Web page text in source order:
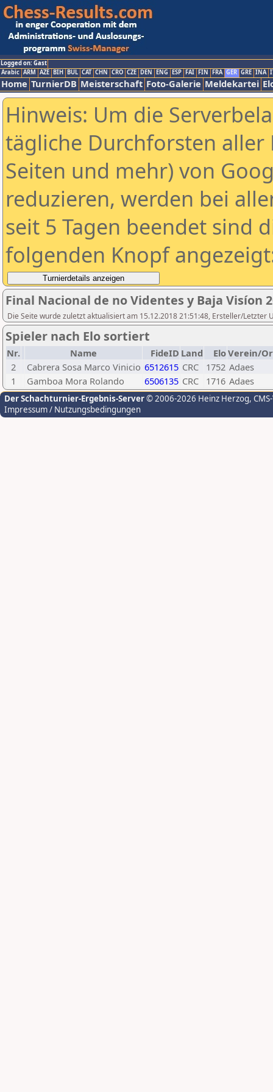
Logged on: Gast
Arabic ARM AZE BIH BUL CAT CHN CRO CZE DEN ENG ESP FAI FIN FRA GER GRE INA
Home TurnierDB Meisterschaft Foto-Galerie Meldekartei
Hinweis: Um die
tägliche Durchforsten aller
Seiten und mehr) von
reduzieren, werden bei
seit 5 Tagen beendet sind
folgenden Knopf
Final Nacional de no Videntes y Baja Visíon
Die Seite wurde zuletzt aktualisiert am 15.12.2018 21:51:48, Ersteller/Letzter
Spieler nach Elo sortiert
Nr. Name FideID Land EloVerein/
2
Cabrera Sosa Marco Vinicio 6512615 CRC 1752 Adaes
1
Gamboa Mora Rolando 6506135 CRC 1716 Adaes
Der Schachturnier-Ergebnis-Server© 2006-2026 Heinz Herzog,
Impressum / Nutzungsbedingungen